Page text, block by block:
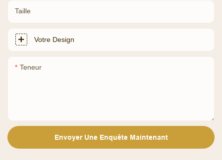
Taille
Votre Design
Teneur
Envoyer Une Enquête Maintenant